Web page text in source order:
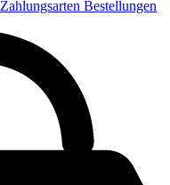
Zahlungsarten Bestellungen